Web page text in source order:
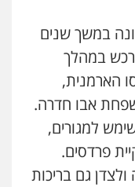
במשך שנים
81 דונם, נרכש במהלך
הארמנית,
אבו חדרה.
למגורים,
פרדסים.
גם בריכות